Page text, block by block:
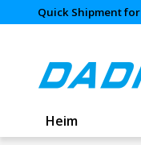
Quick Shipment
Heim